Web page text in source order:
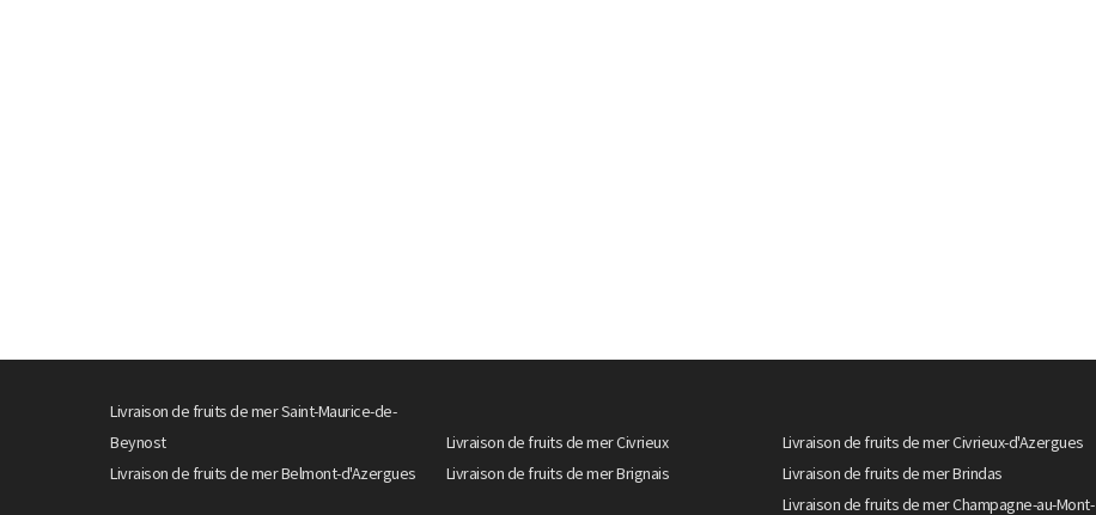
Livraison de fruits de mer Saint-Maurice-de-
Beynost
Livraison de fruits de mer Civrieux Livraison de fruits de mer Civrieux-d'Azergues
Livraison de fruits de mer Belmont-d'Azergues
Livraison de fruits de mer Brignais Livraison de fruits de mer Brindas
Livraison de fruits de mer Champagne-au-Mont-